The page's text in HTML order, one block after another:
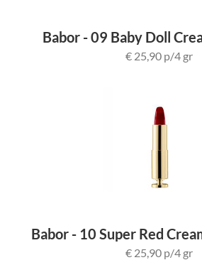
Babor - 09 Baby Doll
€ 25,90 p/4 gr
Babor - 10 Super Red
€ 25,90 p/4 gr